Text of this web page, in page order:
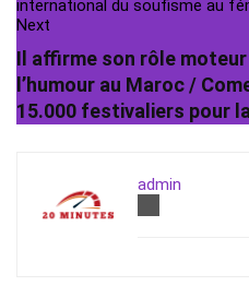
Next
Il affirme son rôle
l’humour au Maroc /
15.000 festivaliers pour
admin